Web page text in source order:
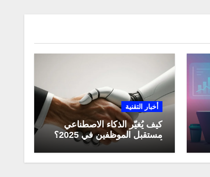
أخبار التقنية
كيف يُغيّر الذكاء الاصطناعي
مستقبل الموظفين في 2025؟
أبرز التحولات المهنية